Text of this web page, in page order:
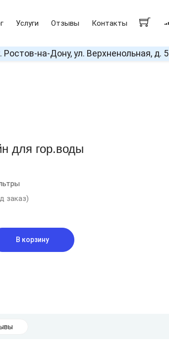
Услуги Отзывы Контакты
Ростов-на-Дону, ул. Верхненольная, д. 5
для гор.воды
заказ)
В корзину